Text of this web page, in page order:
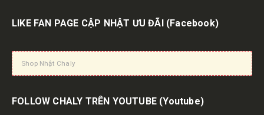
LIKE FAN PAGE CẬP NHẬT ƯU ĐÃI (Facebook)
Shop Nhật Chaly
FOLLOW CHALY TRÊN YOUTUBE (Youtube)